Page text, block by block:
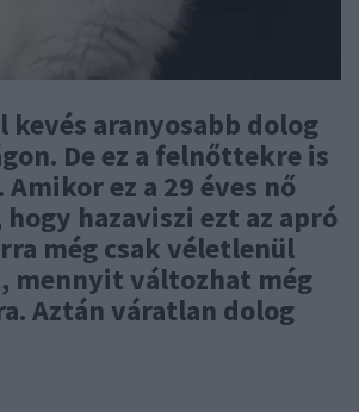
kevés aranyosabb dolog
De ez a felnőttekre is
ez a 29 éves nő
hazaviszi ezt az apró
még csak véletlenül
mennyit változhat még
Aztán váratlan dolog